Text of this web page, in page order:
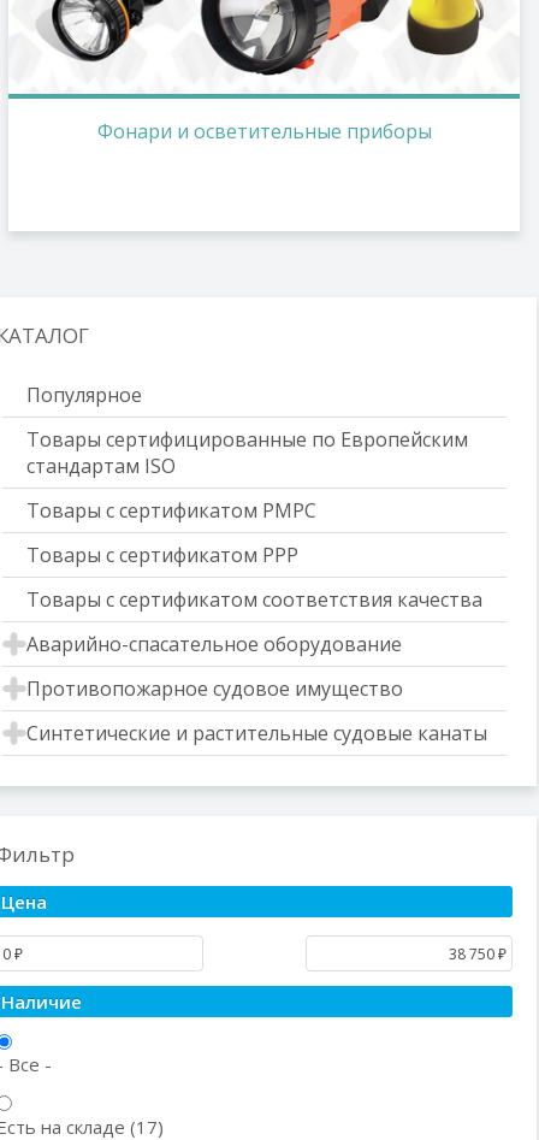
Фонари и осветительные приборы
Популярное
Товары сертифицированные по Европейским
стандартам ISO
Товары с сертификатом РМРС
Товары с сертификатом РРР
Товары с сертификатом соответствия качества
Аварийно-спасательное оборудование
Противопожарное судовое имущество
Синтетические и растительные судовые канаты
Цена
Наличие
Все -
на складе (17)